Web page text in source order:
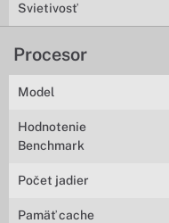
Svietivosť
Procesor
Model
Hodnotenie
Benchmark
Počet jadier
Pamäť cache